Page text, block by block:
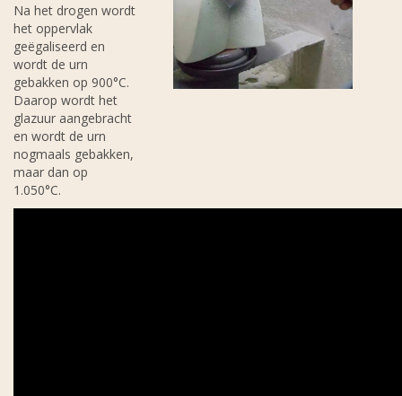
Na het drogen wordt
het oppervlak
geëgaliseerd en
wordt de urn
gebakken op 900°C.
Daarop wordt het
glazuur aangebracht
en wordt de urn
nogmaals gebakken,
maar dan op
1.050°C.